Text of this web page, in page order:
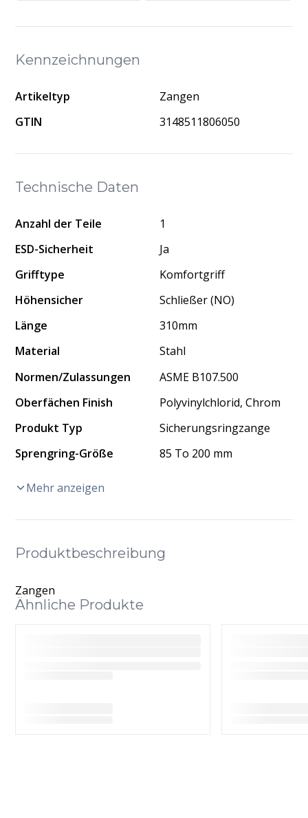
Technische Daten
Anzahl der Teile
1
ESD-Sicherheit
Ja
Grifftype
Komfortgriff
Höhensicher
Schließer (NO)
Länge
310mm
Material
Stahl
Normen/Zulassungen
ASME B107.500
Oberfächen Finish
Polyvinylchlorid, Chrom
Produkt Typ
Sicherungsringzange
Sprengring-Größe
85 To 200 mm
Mehr anzeigen
Produktbeschreibung
Zangen
Kennzeichnungen
Artikeltyp
Zangen
GTIN
3148511806050
Ähnliche Produkte